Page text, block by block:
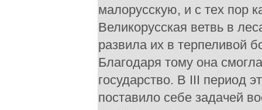
малорусскую, и с тех пор
Великорусская ветвь в
развила их в терпеливой
Благодаря тому она
государство. В III период
поставило себе задачей